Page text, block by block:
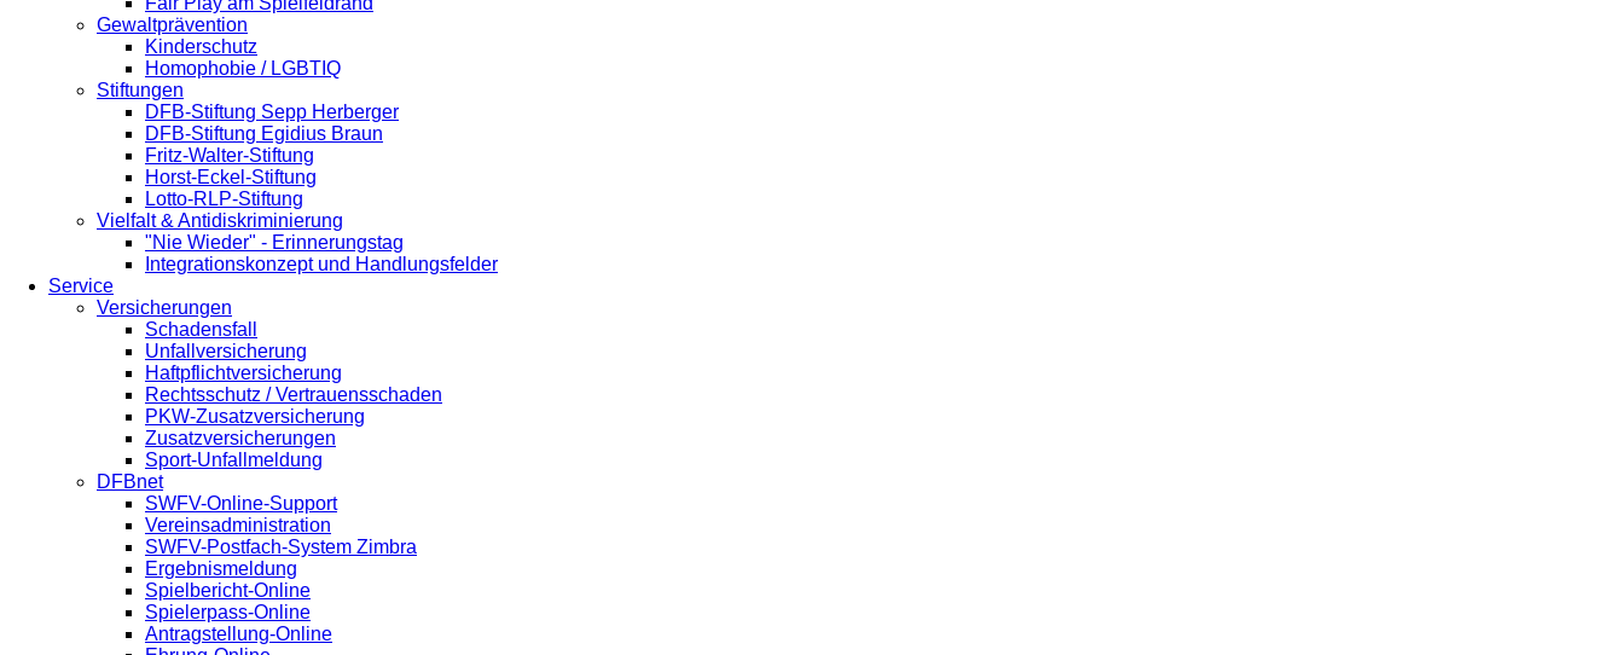
Gewaltprävention
Kinderschutz
Homophobie / LGBTIQ
Stiftungen
DFB-Stiftung Sepp Herberger
DFB-Stiftung Egidius Braun
Fritz-Walter-Stiftung
Horst-Eckel-Stiftung
Lotto-RLP-Stiftung
Vielfalt & Antidiskriminierung
"Nie Wieder" - Erinnerungstag
Integrationskonzept und Handlungsfelder
Service
Versicherungen
Schadensfall
Unfallversicherung
Haftpflichtversicherung
Rechtsschutz / Vertrauensschaden
PKW-Zusatzversicherung
Zusatzversicherungen
Sport-Unfallmeldung
DFBnet
SWFV-Online-Support
Vereinsadministration
SWFV-Postfach-System Zimbra
Ergebnismeldung
Spielbericht-Online
Spielerpass-Online
Antragstellung-Online